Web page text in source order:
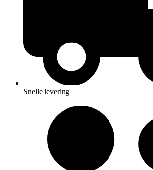
Snelle levering